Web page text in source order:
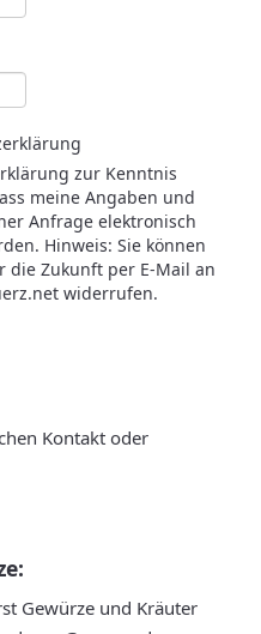
zur Kenntnis
meine Angaben und
Anfrage elektronisch
Hinweis: Sie können
Zukunft per E-Mail an
widerrufen.
Kontakt oder
Gewürze und Kräuter